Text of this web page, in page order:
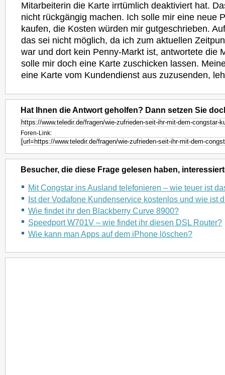
Mitarbeiterin die Karte irrtümlich deaktiviert hat.
nicht rückgängig machen. Ich solle mir eine neue
kaufen, die Kosten würden mir gutgeschrieben.
das sei nicht möglich, da ich zum aktuellen
war und dort kein Penny-Markt ist, antwortete die
solle mir doch eine Karte zuschicken lassen.
eine Karte vom Kundendienst aus zuzusenden,
Hat Ihnen die Antwort geholfen? Dann setzen Sie
Foren-Link:
Besucher, die diese Frage gelesen haben,
Mit Congstar ins Ausland telefonieren – wie teuer ist
Ist der Vodafone Kundenservice kostenlos und wie ist
Wie findet ihr den Blackberry Curve 8900?
Speedport W701V – wie findet ihr diesen DSL Router?
Wie kann man Apps auf dem iPhone löschen?